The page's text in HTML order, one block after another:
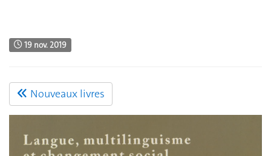
19 nov. 2019
Nouveaux livres